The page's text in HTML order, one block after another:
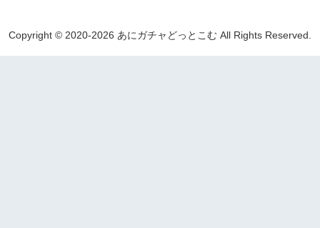
Copyright © 2020-2026 あにガチャどっとこむ All Rights Reserved.